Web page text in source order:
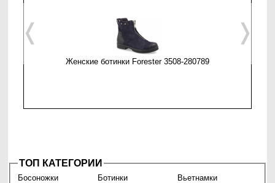
Женские ботинки Forester 3508-280789
❬ ❭
ТОП КАТЕГОРИИ
Босоножки Ботинки Вьетнамки